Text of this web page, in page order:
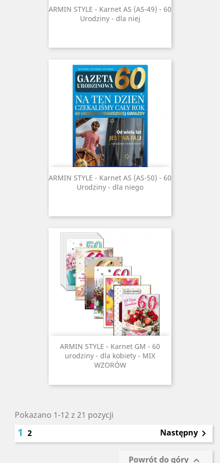
ARMIN STYLE - Karnet AS (AS-49) - 60
Urodziny - dla niej
ARMIN STYLE - Karnet AS (AS-50) - 60
Urodziny - dla niego
ARMIN STYLE - Karnet GM - 60
urodziny - dla kobiety - MIX
WZORÓW
Pokazano 1-12 z 21 pozycji
1 2 Następny 
Powrót do góry 